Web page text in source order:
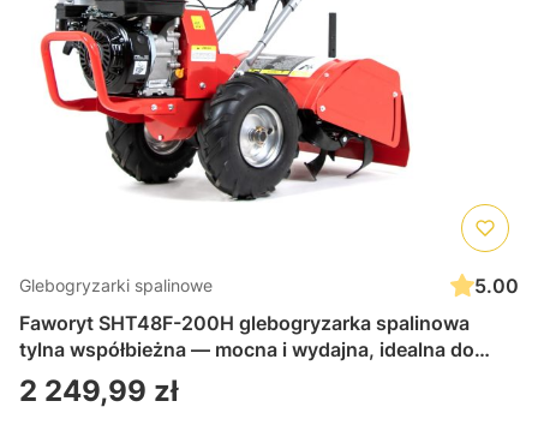
Glebogryzarki spalinowe
5.00
Faworyt SHT48F-200H glebogryzarka spalinowa
tylna współbieżna — mocna i wydajna, idealna do
spulchniania gleby w ogrodzie lub na działce, trwała i
łatwa w obsłudze
Cena
2 249,99 zł